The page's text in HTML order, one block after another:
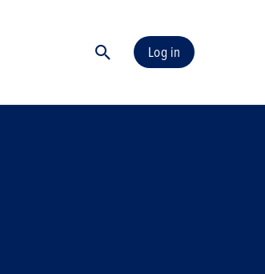
Log in